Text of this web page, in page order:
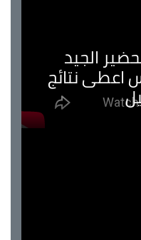
الجيد
اعطى نتائج